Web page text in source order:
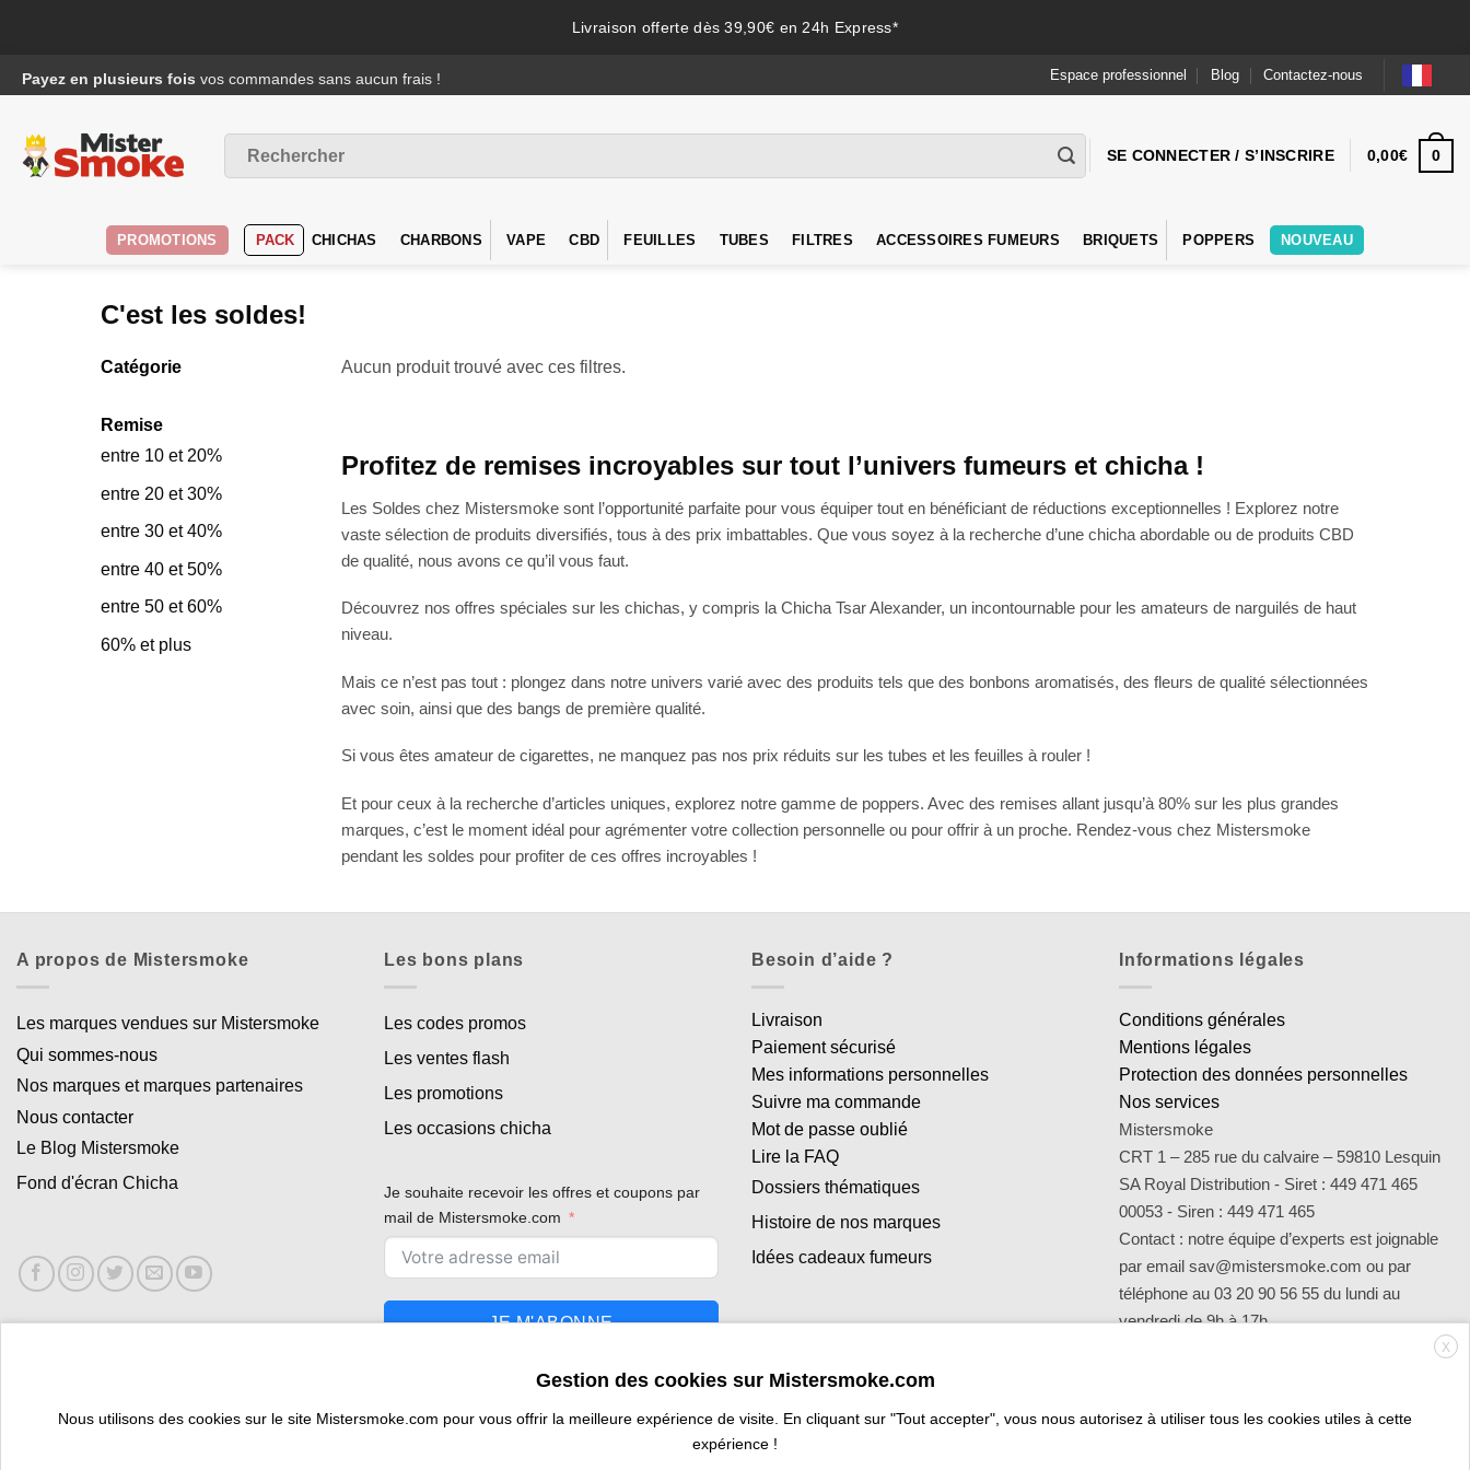
Livraison offerte dès 39,90€ en 24h Express*
au
Payez en plusieurs fois vos commandes sans aucun frais ! Espace professionnel Blog Contactez-nous
pour :
SE CONNECTER / S’INSCRIRE 0,00€ 0
PROMOTIONS PACK CHICHAS CHARBONS VAPE CBD FEUILLES TUBES FILTRES ACCESSOIRES FUMEURS BRIQUETS POPPERS NOUVEAU
C'est les soldes!
Catégorie
Remise
entre 10 et 20%
entre 20 et 30%
entre 30 et 40%
entre 40 et 50%
entre 50 et 60%
60% et plus
Aucun produit trouvé avec ces filtres.
Profitez de remises incroyables sur tout l’univers fumeurs et chicha !
Les Soldes chez Mistersmoke sont l’opportunité parfaite pour vous équiper tout en bénéficiant de réductions exceptionnelles ! Explorez notre
vaste sélection de produits diversifiés, tous à des prix imbattables. Que vous soyez à la recherche d’une chicha abordable ou de produits CBD
de qualité, nous avons ce qu’il vous faut.
Découvrez nos offres spéciales sur les chichas, y compris la Chicha Tsar Alexander, un incontournable pour les amateurs de narguilés de haut
niveau.
Mais ce n’est pas tout : plongez dans notre univers varié avec des produits tels que des bonbons aromatisés, des fleurs de qualité sélectionnées
avec soin, ainsi que des bangs de première qualité.
Si vous êtes amateur de cigarettes, ne manquez pas nos prix réduits sur les tubes et les feuilles à rouler !
Et pour ceux à la recherche d’articles uniques, explorez notre gamme de poppers. Avec des remises allant jusqu’à 80% sur les plus grandes
marques, c’est le moment idéal pour agrémenter votre collection personnelle ou pour offrir à un proche. Rendez-vous chez Mistersmoke
pendant les soldes pour profiter de ces offres incroyables !
A propos de Mistersmoke
Les marques vendues sur Mistersmoke
Qui sommes-nous
Nos marques et marques partenaires
Nous contacter
Le Blog Mistersmoke
Fond d'écran Chicha
Les bons plans
Les codes promos
Les ventes flash
Les promotions
Les occasions chicha
Je souhaite recevoir les offres et coupons par
mail de Mistersmoke.com
JE M'ABONNE
Besoin d’aide ?
Livraison
Paiement sécurisé
Mes informations personnelles
Suivre ma commande
Mot de passe oublié
Lire la FAQ
Dossiers thématiques
Histoire de nos marques
Idées cadeaux fumeurs
Informations légales
Conditions générales
Mentions légales
Protection des données personnelles
Nos services
Mistersmoke
CRT 1 – 285 rue du calvaire – 59810 Lesquin
SA Royal Distribution - Siret : 449 471 465
00053 - Siren : 449 471 465
Contact : notre équipe d’experts est joignable
par email sav@mistersmoke.com ou par
téléphone au 03 20 90 56 55 du lundi au
vendredi de 9h à 17h.
X
Gestion des cookies sur Mistersmoke.com
Nous utilisons des cookies sur le site Mistersmoke.com pour vous offrir la meilleure expérience de visite. En cliquant sur "Tout accepter", vous nous autorisez à utiliser tous les cookies utiles à cette
expérience !